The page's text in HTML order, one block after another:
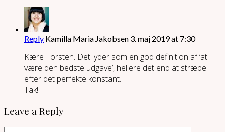
Reply Kamilla Maria Jakobsen 3. maj 2019 at 7:30
Kære Torsten. Det lyder som en god definition af ‘at
være den bedste udgave’, hellere det end at stræbe
efter det perfekte konstant.
Tak!
Leave a Reply